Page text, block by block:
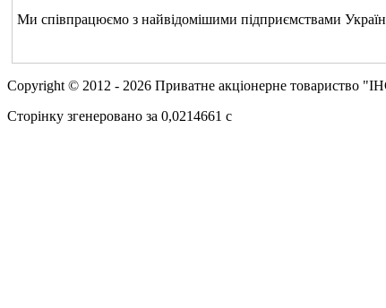
Ми співпрацюємо з найвідомішими підприємствами
Copyright © 2012 - 2026 Приватне акціонерне
Сторінку згенеровано за 0,0214661 c